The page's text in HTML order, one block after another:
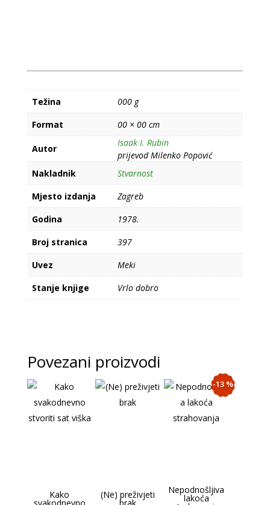
Težina
000 g
Format
00 × 00 cm
Autor
Isaak I. Rubin
prijevod Milenko Popović
Nakladnik
Stvarnost
Mjesto izdanja
Zagreb
Godina
1978.
Broj stranica
397
Uvez
Meki
Stanje knjige
Vrlo dobro
Povezani proizvodi
Kako (Ne) preživjeti
-13 %
Nepodnošljiva
lakoća